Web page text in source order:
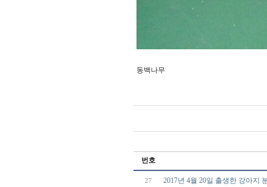
동백나무
번호
27 2017년 4월 20일 출생한 강아지